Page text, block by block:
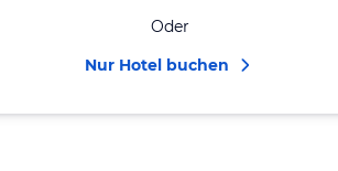
Oder
Nur Hotel buchen